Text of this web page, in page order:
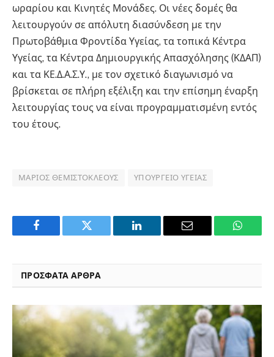
ωραρίου και Κινητές Μονάδες. Οι νέες δομές θα
λειτουργούν σε απόλυτη διασύνδεση με την
Πρωτοβάθμια Φροντίδα Υγείας, τα τοπικά Κέντρα
Υγείας, τα Κέντρα Δημιουργικής Απασχόλησης (ΚΔΑΠ)
και τα ΚΕ.Δ.Α.Σ.Υ., με τον σχετικό διαγωνισμό να
βρίσκεται σε πλήρη εξέλιξη και την επίσημη έναρξη
λειτουργίας τους να είναι προγραμματισμένη εντός
του έτους.
ΜΆΡΙΟΣ ΘΕΜΙΣΤΟΚΛΈΟΥΣ ΥΠΟΥΡΓΕΊΟ ΥΓΕΊΑΣ
Facebook Twitter LinkedIn Email
ΠΡΟΣΦΑΤΑ ΑΡΘΡΑ